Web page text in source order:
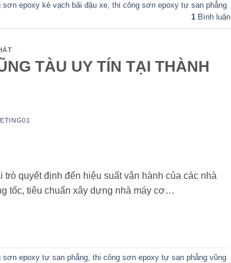
sơn epoxy kẻ vạch bãi đậu xe, thi công sơn epoxy tự san phẳng
1 Bình luận
TÀU UY TÍN TẠI THÀNH
quyết định đến hiệu suất vận hành của các nhà
tốc, tiêu chuẩn xây dựng nhà máy cơ…
sơn epoxy tự san phẳng, thi công sơn epoxy tự san phẳng vũng